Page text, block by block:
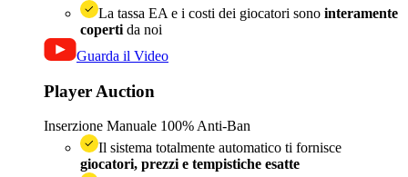
La tassa EA e i costi dei giocatori sono interamente
coperti da noi
Guarda il Video
Player Auction
Inserzione Manuale 100% Anti-Ban
Il sistema totalmente automatico ti fornisce
giocatori, prezzi e tempistiche esatte